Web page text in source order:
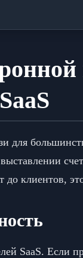
для
клиентов,
SaaS. Если